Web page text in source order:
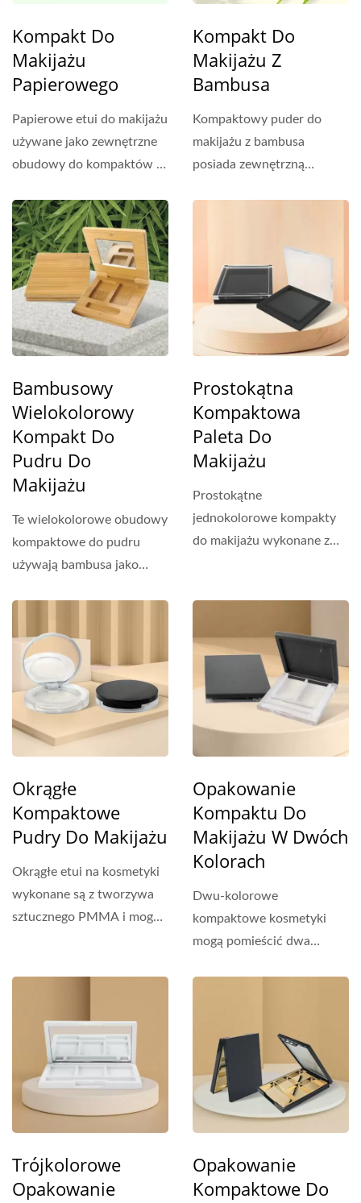
Kompakt Do
Makijażu
Papierowego
Papierowe etui do makijażu
używane jako zewnętrzne
obudowy do kompaktów z
Kompakt Do
Makijażu Z
Bambusa
Kompaktowy puder do
makijażu z bambusa
posiada zewnętrzną
Bambusowy
Wielokolorowy
Kompakt Do
Pudru Do
Makijażu
Te wielokolorowe obudowy
kompaktowe do pudru
używają bambusa jako
Prostokątna
Kompaktowa
Paleta Do
Makijażu
Prostokątne
jednokolorowe kompakty
do makijażu wykonane z
Okrągłe
Kompaktowe
Pudry Do Makijażu
Okrągłe etui na kosmetyki
wykonane są z tworzywa
sztucznego PMMA i mogą
Opakowanie
Kompaktu Do
Makijażu W Dwóch
Kolorach
Dwu-kolorowe
kompaktowe kosmetyki
mogą pomieścić dwa
Trójkolorowe
Opakowanie
Opakowanie
Kompaktowe Do